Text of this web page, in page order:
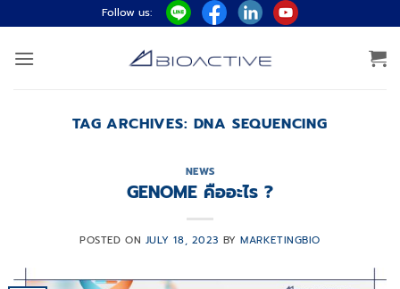
to
content
Follow us:
TAG ARCHIVES: DNA SEQUENCING
NEWS
GENOME คืออะไร ?
POSTED ON JULY 18, 2023 BYMARKETINGBIO